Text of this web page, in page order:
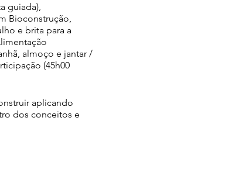
guiada),
Bioconstrução,
e brita para a
almoço e jantar /
(45h00
aplicando
dos conceitos e
ao redor do